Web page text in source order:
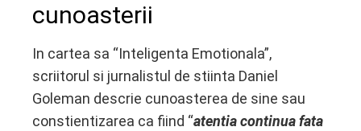
cunoasterii
In cartea sa “Inteligenta Emotionala”,
scriitorul si jurnalistul de stiinta Daniel
Goleman descrie cunoasterea de sine sau
constientizarea ca fiind “atentia continua fata